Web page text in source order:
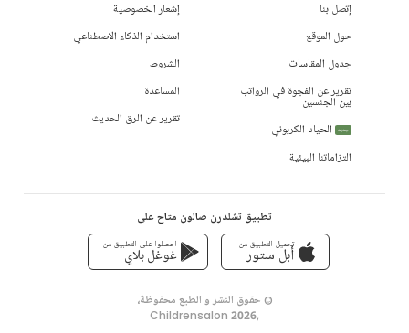
إتصل بنا
حول الموقع
جدول المقاسات
تقرير عن الفجوة في الرواتب
بين الجنسين
جديد
الحياد الكربوني
التزاماتنا البيئية
إشعار الخصوصية
استخدام الذكاء الاصطناعي
الشروط
المساعدة
تقرير عن الرق الحديث
تطبيق تشلدرن صالون متاح على
تحميل التطبيق من
أبل ستور
احصلوا على التطبيق من
غوغل بلاي
© حقوق النشر و الطبع محفوظة،
,
Childrensalon 2026